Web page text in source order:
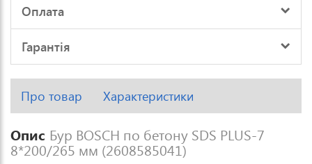
Оплата
Гарантія
Про товар Характеристики
Опис Бур BOSCH по бетону SDS PLUS-7
8*200/265 мм (2608585041)